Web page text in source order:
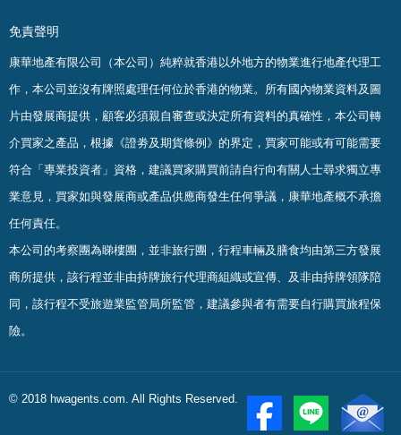
免責聲明
康華地產有限公司（本公司）純粹就香港以外地方的物業進行地產代理工
作，本公司並沒有牌照處理任何位於香港的物業。 所有國內物業資料及圖
片由發展商提供，顧客必須親自審查或決定所有資料的真確性 ， 本公司轉
介買家之產品，根據《證劵及期貨條例》的界定，買家可能或有可能需要
符合「專業投資者」資格，建議買家購買前請自行向有關人士尋求獨立專
業意見，買家如與發展商或產品供應商發生任何爭議，康華地產概不承擔
任何責任。
本公司的考察團為睇樓團，並非旅行團，行程車輛及膳食均由第三方發展
商所提供，該行程並非由持牌旅行代理商組織或宣傳、及非由持牌領隊陪
同，該行程不受旅遊業監管局所監管，建議參與者有需要自行購買旅程保
險。
© 2018 hwagents.com. All Rights Reserved.